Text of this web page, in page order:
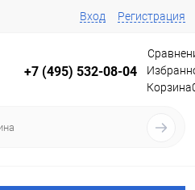
Вход Регистрация
+7 (495) 532-08-04
Корзина